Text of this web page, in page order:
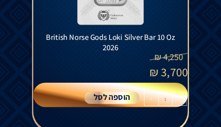
British Norse Gods Loki Silver Bar 10 Oz
2026
4,250
₪
3,700
₪
-
+ הוספה לסל